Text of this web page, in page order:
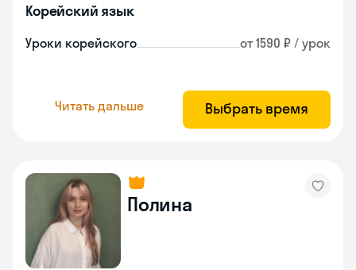
Корейский язык
Уроки корейского от 1590 ₽ / урок
Читать дальше Выбрать время
Полина